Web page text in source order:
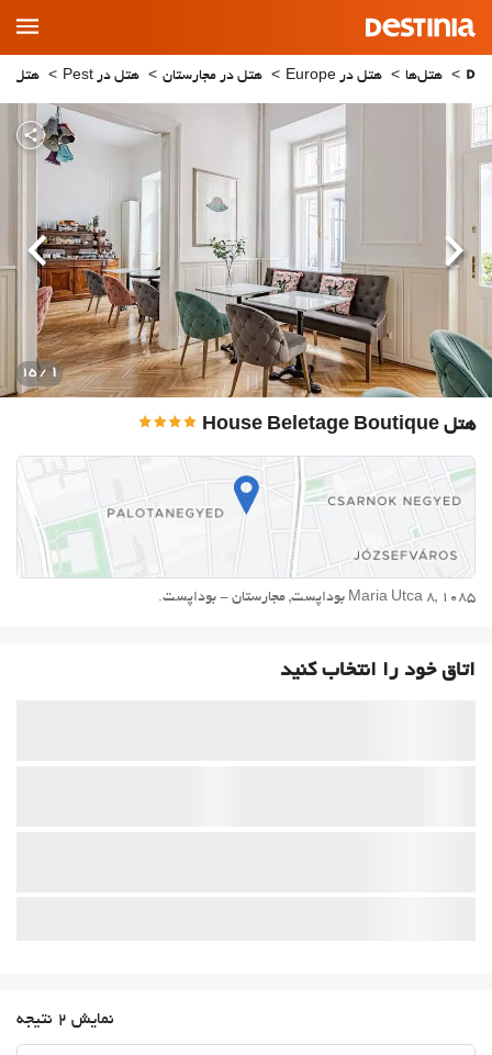
Main
Menu
هتل‌ها هتل در Europe هتل در مجارستان هتل در Pest هتل
هتل House Beletage Boutique
1
/ 15
قبلی بعدی
Maria Utca 8, 1085 بوداپست, مجارستان - بوداپست.
اتاق خود را انتخاب کنید
نمایش 2 نتیجه